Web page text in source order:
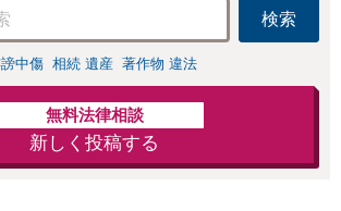
検索
中傷 相続 遺産 著作物 違法
無料法律相談
新しく投稿する